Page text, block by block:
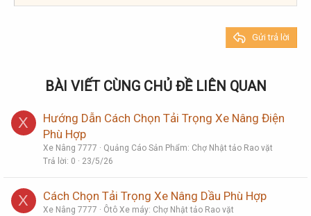
22
Times New Roman
Gửi trả lời
BÀI VIẾT CÙNG CHỦ ĐỀ LIÊN QUAN
X
Hướng Dẫn Cách Chọn Tải Trọng Xe Nâng Điện
Phù Hợp
Xe Nâng 7777
Quảng Cáo Sản Phẩm: Chợ Nhật tảo Rao vặt
Trả lời 0 23/5/26
X Cách Chọn Tải Trọng Xe Nâng Dầu Phù Hợp
Xe Nâng 7777
Ôtô Xe máy: Chợ Nhật tảo Rao vặt